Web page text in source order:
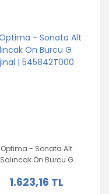
Optima - Sonata Alt
Salıncak Ön Burcu G
1.623,16 TL